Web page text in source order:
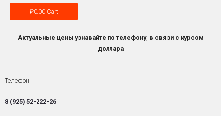
₽0.00 Cart
Актуальные цены узнавайте по телефону, в связи с курсом
доллара
Телефон
8 (925) 52-222-26